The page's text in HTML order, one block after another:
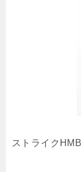
ストライク